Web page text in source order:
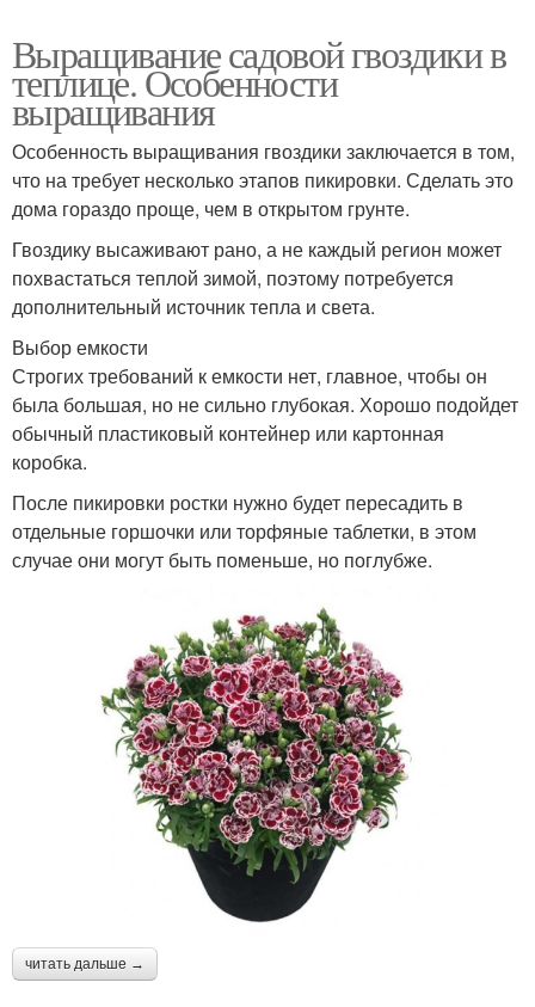
Выращивание садовой гвоздики в
теплице. Особенности
выращивания
Особенность выращивания гвоздики заключается в том,
что на требует несколько этапов пикировки. Сделать это
дома гораздо проще, чем в открытом грунте.
Гвоздику высаживают рано, а не каждый регион может
похвастаться теплой зимой, поэтому потребуется
дополнительный источник тепла и света.
Выбор емкости
Строгих требований к емкости нет, главное, чтобы он
была большая, но не сильно глубокая. Хорошо подойдет
обычный пластиковый контейнер или картонная
коробка.
После пикировки ростки нужно будет пересадить в
отдельные горшочки или торфяные таблетки, в этом
случае они могут быть поменьше, но поглубже.
читать дальше →